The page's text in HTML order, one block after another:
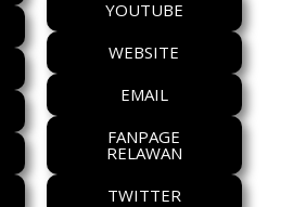
YOUTUBE
WEBSITE
EMAIL
FANPAGE
RELAWAN
TWITTER